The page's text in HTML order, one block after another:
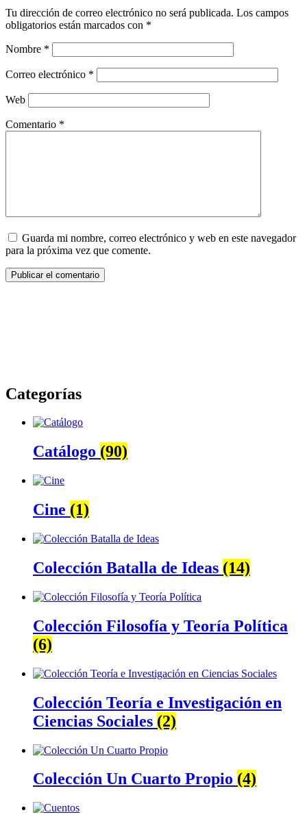
Tu dirección de correo electrónico no será publicada. Los campos
obligatorios están marcados con *
Nombre *
Correo electrónico *
Web
Comentario *
Guarda mi nombre, correo electrónico y web en este navegador
para la próxima vez que comente.
Categorías
Catálogo (90)
Cine (1)
Colección Batalla de Ideas (14)
Colección Filosofía y Teoría Política
(6)
Colección Teoría e Investigación en
Ciencias Sociales (2)
Colección Un Cuarto Propio (4)